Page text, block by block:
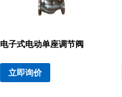
电子式电动单座调节阀
立即询价